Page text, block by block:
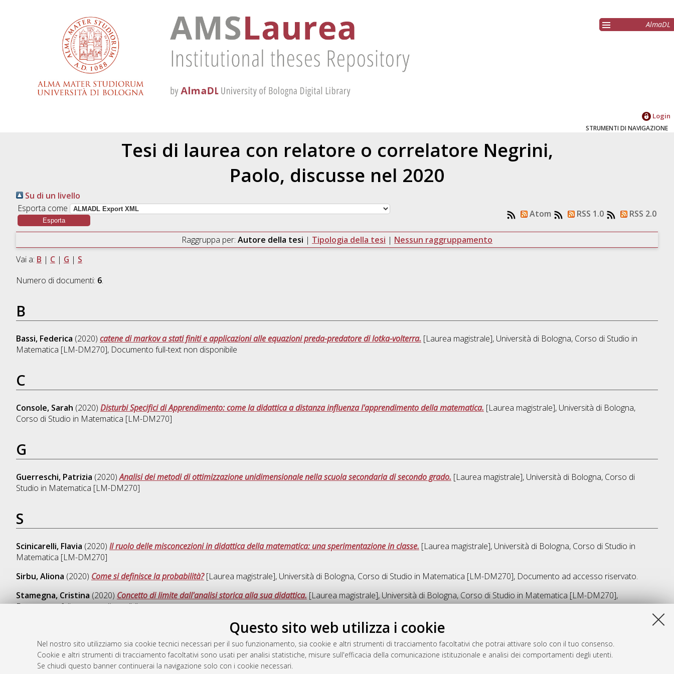
Questo sito web utilizza i cookie
Nel nostro sito utilizziamo sia cookie tecnici necessari per il suo funzionamento, sia cookie e altri strumenti di tracciamento facoltativi che potrai attivare solo con il tuo consenso.
Cookie e altri strumenti di tracciamento facoltativi sono usati per analisi statistiche, misure sull'efficacia della comunicazione istituzionale e analisi dei comportamenti degli utenti.
Se chiudi questo banner continuerai la navigazione solo con i cookie necessari.
AlmaDL
Login
STRUMENTI DI NAVIGAZIONE
Tesi di laurea con relatore o correlatore Negrini,
Paolo, discusse nel 2020
Su di un livello
Esporta come
Atom RSS 1.0 RSS 2.0
Raggruppa per: Autore della tesi | Tipologia della tesi | Nessun raggruppamento
Vai a: B | C| G | S
Numero di documenti: 6.
B
Bassi, Federica (2020) catene di markov a stati finiti e applicazioni alle equazioni preda-predatore di lotka-volterra. [Laurea magistrale], Università di Bologna, Corso di Studio in
Matematica [LM-DM270], Documento full-text non disponibile
C
Console, Sarah (2020) Disturbi Specifici di Apprendimento: come la didattica a distanza influenza l'apprendimento della matematica. [Laurea magistrale], Università di Bologna,
Corso di Studio in Matematica [LM-DM270]
G
Guerreschi, Patrizia (2020)Analisi dei metodi di ottimizzazione unidimensionale nella scuola secondaria di secondo grado. [Laurea magistrale], Università di Bologna, Corso di
Studio in Matematica [LM-DM270]
S
Scinicarelli, Flavia (2020) Il ruolo delle misconcezioni in didattica della matematica: una sperimentazione in classe. [Laurea magistrale], Università di Bologna, Corso di Studio in
Matematica [LM-DM270]
Sirbu, Aliona (2020) Come si definisce la probabilità?[Laurea magistrale], Università di Bologna, Corso di Studio in Matematica [LM-DM270], Documento ad accesso riservato.
Stamegna, Cristina (2020) Concetto di limite dall'analisi storica alla sua didattica. [Laurea magistrale], Università di Bologna, Corso di Studio in Matematica [LM-DM270],
Documento full-text non disponibile
Questa lista e' stata generata il
Atom
AMS Laurea
Servizio implementato e gestito da